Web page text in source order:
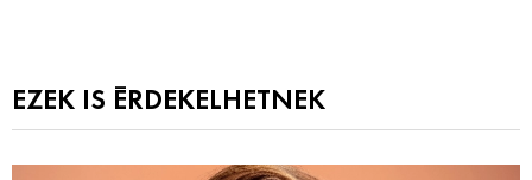
EZEK IS ÉRDEKELHETNEK